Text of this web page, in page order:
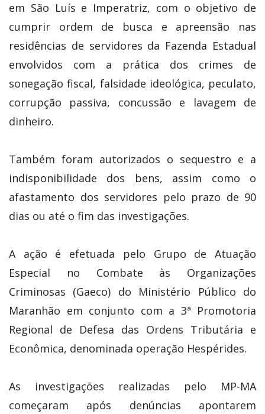
em São Luís e Imperatriz, com o objetivo de
cumprir ordem de busca e apreensão nas
residências de servidores da Fazenda Estadual
envolvidos com a prática dos crimes de
sonegação fiscal, falsidade ideológica, peculato,
corrupção passiva, concussão e lavagem de
dinheiro.
Também foram autorizados o sequestro e a
indisponibilidade dos bens, assim como o
afastamento dos servidores pelo prazo de 90
dias ou até o fim das investigações.
A ação é efetuada pelo Grupo de Atuação
Especial no Combate às Organizações
Criminosas (Gaeco) do Ministério Público do
Maranhão em conjunto com a 3ª Promotoria
Regional de Defesa das Ordens Tributária e
Econômica, denominada operação Hespérides.
As investigações realizadas pelo MP-MA
começaram após denúncias apontarem